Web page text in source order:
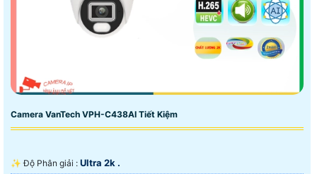
Camera VanTech VPH-C438AI Tiết Kiệm
✨ Độ Phân giải : Ultra 2k .